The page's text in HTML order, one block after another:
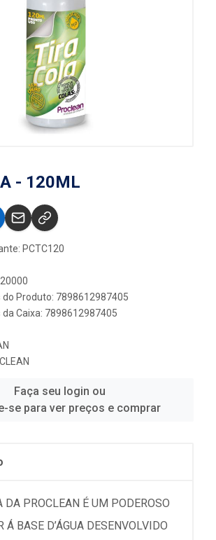
- 120ML
PCTC120
do Produto: 7898612987405
Caixa: 7898612987405
Faça seu login ou
se para ver preços e comprar
DA PROCLEAN É UM PODEROSO
Á BASE D’ÁGUA DESENVOLVIDO